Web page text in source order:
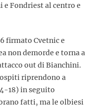
e Fondriest al centro e
firmato Cvetnic e
non demorde e torna a
out di Bianchini.
riprendono a
18) in seguito
fatti, ma le olbiesi